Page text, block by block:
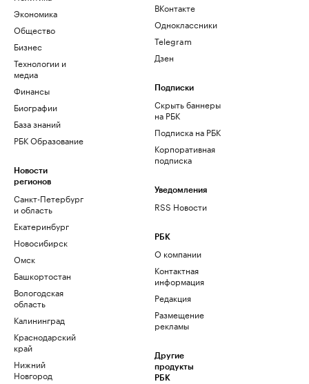
Экономика
Общество
Бизнес
Технологии и
медиа
Финансы
Биографии
База знаний
РБК Образование
Новости
регионов
Санкт-Петербург
и область
Екатеринбург
Новосибирск
Омск
Башкортостан
Вологодская
область
Калининград
Краснодарский
край
Нижний
Новгород
ВКонтакте
Одноклассники
Telegram
Дзен
Подписки
Скрыть баннеры
на РБК
Подписка на РБК
Корпоративная
подписка
Уведомления
RSS Новости
РБК
О компании
Контактная
информация
Редакция
Размещение
рекламы
Другие
продукты
РБК